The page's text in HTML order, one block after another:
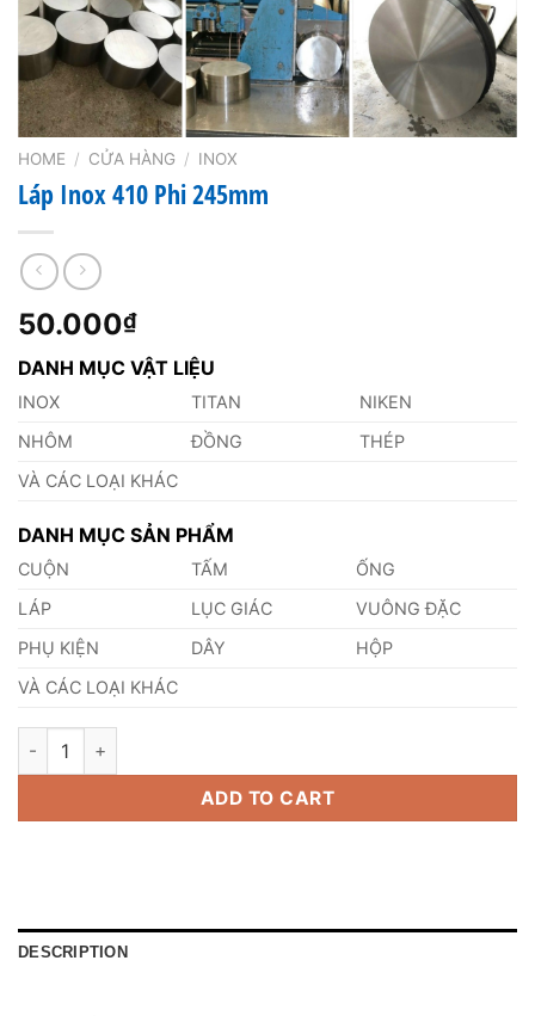
HOME / CỬA HÀNG / INOX
Láp Inox 410 Phi 245mm
50.000₫
DANH MỤC VẬT LIỆU
INOX TITAN
NIKEN
NHÔM
ĐỒNG
THÉP
VÀ CÁC LOẠI KHÁC
DANH MỤC SẢN PHẨM
CUỘN TẤM
ỐNG
LÁP
LỤC GIÁC
VUÔNG ĐẶC
PHỤ KIỆN
DÂY
HỘP
VÀ CÁC LOẠI KHÁC
Láp Inox 410 Phi 245mm quantity
ADD TO CART
DESCRIPTION